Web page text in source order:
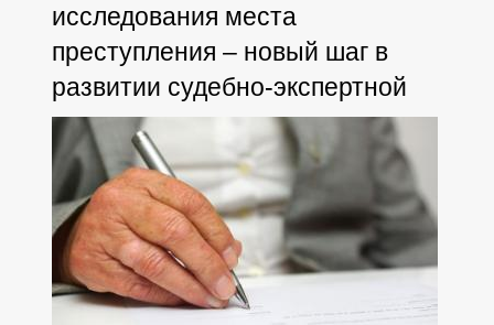
исследования места
преступления – новый шаг в
развитии судебно-экспертной
деятельности